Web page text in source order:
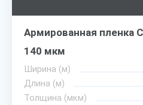
Армированная пленка
140 мкм
Ширина (м)
Длина (м)
Толщина (мкм)